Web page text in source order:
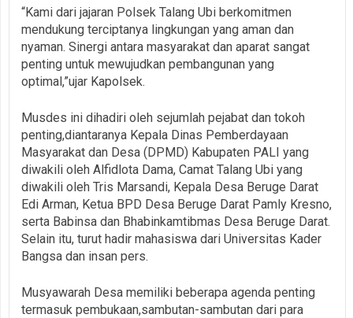
“Kami dari jajaran Polsek Talang Ubi berkomitmen
mendukung terciptanya lingkungan yang aman dan
nyaman. Sinergi antara masyarakat dan aparat sangat
penting untuk mewujudkan pembangunan yang
optimal,”ujar Kapolsek.
Musdes ini dihadiri oleh sejumlah pejabat dan tokoh
penting,diantaranya Kepala Dinas Pemberdayaan
Masyarakat dan Desa (DPMD) Kabupaten PALI yang
diwakili oleh Alfidlota Dama, Camat Talang Ubi yang
diwakili oleh Tris Marsandi, Kepala Desa Beruge Darat
Edi Arman, Ketua BPD Desa Beruge Darat Pamly Kresno,
serta Babinsa dan Bhabinkamtibmas Desa Beruge Darat.
Selain itu, turut hadir mahasiswa dari Universitas Kader
Bangsa dan insan pers.
Musyawarah Desa memiliki beberapa agenda penting
termasuk pembukaan,sambutan-sambutan dari para